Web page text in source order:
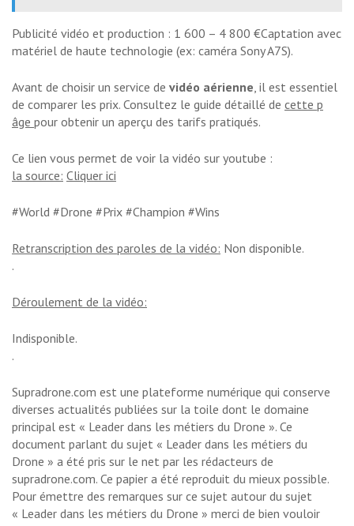
Publicité vidéo et production : 1 600 – 4 800 €Captation avec
matériel de haute technologie (ex: caméra Sony A7S).
Avant de choisir un service de vidéo aérienne, il est essentiel
de comparer les prix. Consultez le guide détaillé de cette p
âge pour obtenir un aperçu des tarifs pratiqués.
Ce lien vous permet de voir la vidéo sur youtube :
la source: Cliquer ici
#World #Drone #Prix #Champion #Wins
Retranscription des paroles de la vidéo: Non disponible.
.
Déroulement de la vidéo:
Indisponible.
.
Supradrone.com est une plateforme numérique qui conserve
diverses actualités publiées sur la toile dont le domaine
principal est « Leader dans les métiers du Drone ». Ce
document parlant du sujet « Leader dans les métiers du
Drone » a été pris sur le net par les rédacteurs de
supradrone.com. Ce papier a été reproduit du mieux possible.
Pour émettre des remarques sur ce sujet autour du sujet
« Leader dans les métiers du Drone » merci de bien vouloir